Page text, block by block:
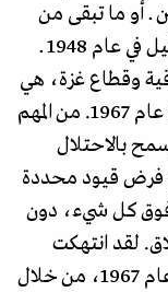
أو ما تبقى من
فلسطين التاريخية عند إنشاء دولة إسرائيل في عام 1948 ــ
وقطاع غزة، هي
الأرض التي احتلتها إسرائيل عسكريا منذ عام 1967. من المهم
بالاحتلال
فرض قيود محددة
كل شيء، دون
لقد انتهكت
إسرائيل هذه المبادئ بشكل منهجي منذ عام 1967، من خلال